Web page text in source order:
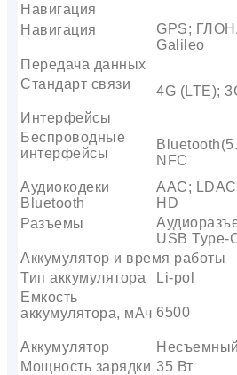
Навигация
Навигация
GPS;
Galileo
Передача данных
Стандарт связи
4G (LTE);
Интерфейсы
Беспроводные
интерфейсы
NFC
Аудиокодеки
Bluetooth
AAC;
HD
Разъемы
USB Type-
Аккумулятор и время работы
Тип аккумулятора
Li-pol
Емкость
аккумулятора, мАч 6500
Аккумулятор
Несъемный
Мощность зарядки 35 Вт